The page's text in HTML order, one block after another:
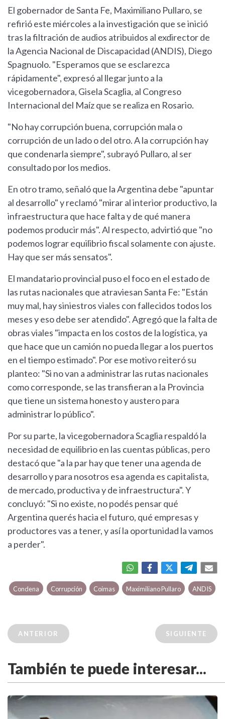
El gobernador de Santa Fe, Maximiliano Pullaro, se
refirió este miércoles a la investigación que se inició
tras la filtración de audios atribuidos al exdirector de
la Agencia Nacional de Discapacidad (ANDIS), Diego
Spagnuolo. "Esperamos que se esclarezca
rápidamente", expresó al llegar junto a la
vicegobernadora, Gisela Scaglia, al Congreso
Internacional del Maíz que se realiza en Rosario.
"No hay corrupción buena, corrupción mala o
corrupción de un lado o del otro. A la corrupción hay
que condenarla siempre", subrayó Pullaro, al ser
consultado por los medios.
En otro tramo, señaló que la Argentina debe "apuntar
al desarrollo" y reclamó "mirar al interior productivo, la
infraestructura que hace falta y de qué manera
podemos producir más". Al respecto, advirtió que "no
podemos lograr equilibrio fiscal solamente con ajuste.
Hay que ser más sensatos".
El mandatario provincial puso el foco en el estado de
las rutas nacionales que atraviesan Santa Fe: "Están
muy mal, hay siniestros viales con fallecidos todos los
meses y eso debe ser atendido". Agregó que la falta de
obras viales "impacta en los costos de la logística, ya
que hace que un camión no pueda llegar a los puertos
en el tiempo estimado". Por ese motivo reiteró su
planteo: "Si no van a administrar las rutas nacionales
como corresponde, se las transfieran a la Provincia
que tiene un sistema honesto y austero para
administrar lo público".
Por su parte, la vicegobernadora Scaglia respaldó la
necesidad de equilibrio en las cuentas públicas, pero
destacó que "a la par hay que tener una agenda de
desarrollo y para nosotros esa agenda es capitalista,
de mercado, productiva y de infraestructura". Y
concluyó: "Si no existe, no podés pensar qué
Argentina querés hacia el futuro, qué empresas y
productores vas a tener, y así la oportunidad la vamos
a perder".
Condena Corrupción Coimas Maximiliano Pullaro ANDIS
ANTERIOR SIGUIENTE
También te puede interesar...